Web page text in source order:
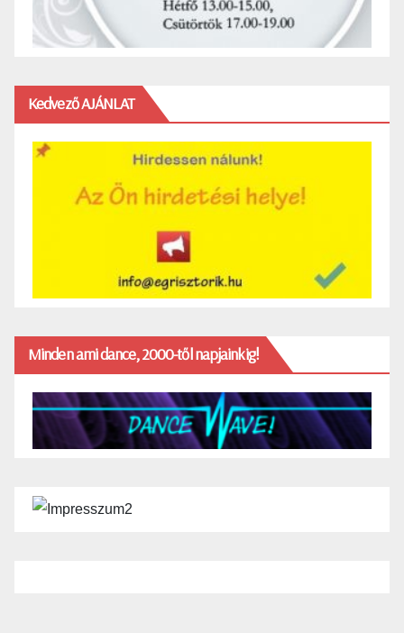
Kedvező AJÁNLAT
Minden ami dance, 2000-től napjainkig!